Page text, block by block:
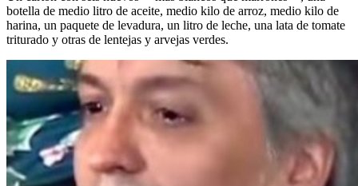
botella de medio litro de aceite, medio kilo de arroz, medio kilo de
harina, un paquete de levadura, un litro de leche, una lata de tomate
triturado y otras de lentejas y arvejas verdes.